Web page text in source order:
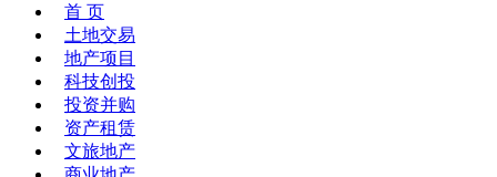
首 页
土地交易
地产项目
科技创投
投资并购
资产租赁
文旅地产